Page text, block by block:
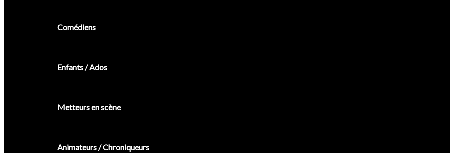
Comédiens
Enfants / Ados
Metteurs en scène
Animateurs / Chroniqueurs